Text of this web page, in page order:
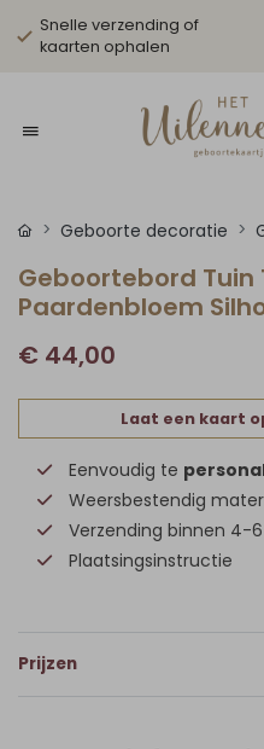
Snelle verzending of
kaarten ophalen
Geboorte decoratie
Geboortebord Tuin
Paardenbloem
€ 44,00
Laat een kaart
Eenvoudig te
Weersbestendig
Verzending binnen 4-
Plaatsingsinstructie
Prijzen